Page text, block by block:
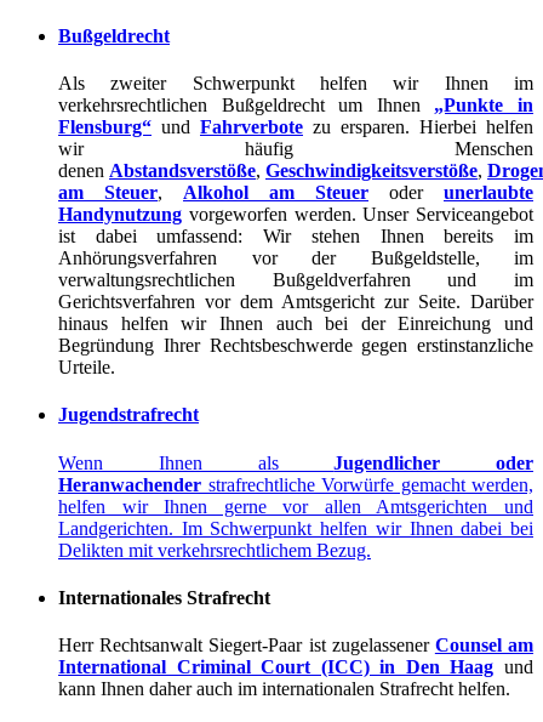
Bußgeldrecht
Als zweiter Schwerpunkt helfen wir Ihnen im
verkehrsrechtlichen Bußgeldrecht um Ihnen „Punkte in
Flensburg“ und Fahrverbote zu ersparen. Hierbei helfen
wir häufig Menschen
denen Abstandsverstöße, Geschwindigkeitsverstöße,
am Steuer, Alkohol am Steuer oder unerlaubte
Handynutzung vorgeworfen werden. Unser Serviceangebot
ist dabei umfassend: Wir stehen Ihnen bereits im
Anhörungsverfahren vor der Bußgeldstelle, im
verwaltungsrechtlichen Bußgeldverfahren und im
Gerichtsverfahren vor dem Amtsgericht zur Seite. Darüber
hinaus helfen wir Ihnen auch bei der Einreichung und
Begründung Ihrer Rechtsbeschwerde gegen erstinstanzliche
Urteile.
Jugendstrafrecht
Wenn Ihnen alsJugendlicher oder
Heranwachender strafrechtliche Vorwürfe gemacht werden,
helfen wir Ihnen gerne vor allen Amtsgerichten und
Landgerichten. Im Schwerpunkt helfen wir Ihnen dabei bei
Delikten mit verkehrsrechtlichem Bezug.
Internationales Strafrecht
Herr Rechtsanwalt Siegert-Paar ist zugelassener Counsel am
International Criminal Court (ICC) in Den Haag und
kann Ihnen daher auch im internationalen Strafrecht helfen.